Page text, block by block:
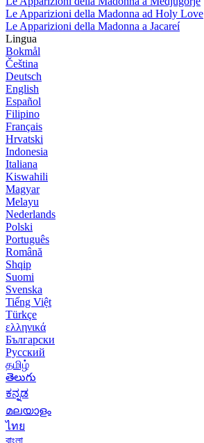
Le Apparizioni della Madonna ad Holy Love
Le Apparizioni della Madonna a Jacareí
Lingua
Bokmål
Čeština
Deutsch
English
Español
Filipino
Français
Hrvatski
Indonesia
Italiana
Kiswahili
Magyar
Melayu
Nederlands
Polski
Português
Română
Shqip
Suomi
Svenska
Tiếng Việt
Türkçe
ελληνικά
Български
Русский
தமிழ்
తెలుగు
ಕನ್ನಡ
മലയാളം
ไทย
বাংলা